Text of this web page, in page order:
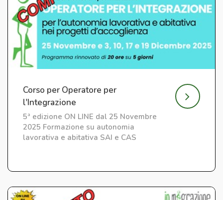
Corso per Operatore per
l'Integrazione
5ª edizione ON LINE dal 25 Novembre
2025 Formazione su autonomia
lavorativa e abitativa SAI e CAS